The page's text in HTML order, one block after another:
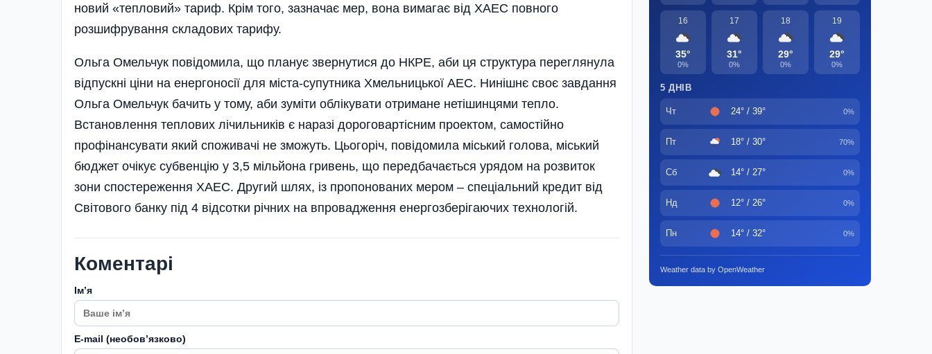
новий «тепловий» тариф. Крім того, зазначає мер, вона вимагає від ХАЕС повного
розшифрування складових тарифу.
Ольга Омельчук повідомила, що планує звернутися до НКРЕ, аби ця структура переглянула
відпускні ціни на енергоносії для міста-супутника Хмельницької АЕС. Нинішнє своє завдання
Ольга Омельчук бачить у тому, аби зуміти облікувати отримане нетішинцями тепло.
Встановлення теплових лічильників є наразі дороговартісним проектом, самостійно
профінансувати який споживачі не зможуть. Цьогоріч, повідомила міський голова, міський
бюджет очікує субвенцію у 3,5 мільйона гривень, що передбачається урядом на розвиток
зони спостереження ХАЕС. Другий шлях, із пропонованих мером – спеціальний кредит від
Світового банку під 4 відсотки річних на впровадження енергозберігаючих технологій.
Коментарі
Імʼя
E-mail (необовʼязково)
16
35°
0%
17
31°
0%
18
29°
0%
19
29°
0%
5 ДНІВ
Чт 24° / 39° 0%
Пт 18° / 30° 70%
Сб 14° / 27° 0%
Нд 12° / 26° 0%
Пн 14° / 32° 0%
Weather data by OpenWeather